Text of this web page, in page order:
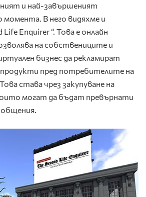
и най-завършеният
момента. В него видяхме и
Life Enquirer “. Това е онлайн
на собствениците и
бизнес да рекламират
продукти пред потребителите на
става чрез закупуване на
могат да бъдат превърнати